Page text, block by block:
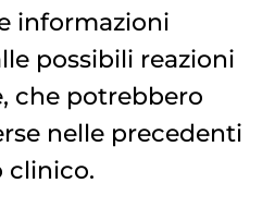
informazioni
possibili reazioni
che potrebbero
nelle precedenti
clinico.